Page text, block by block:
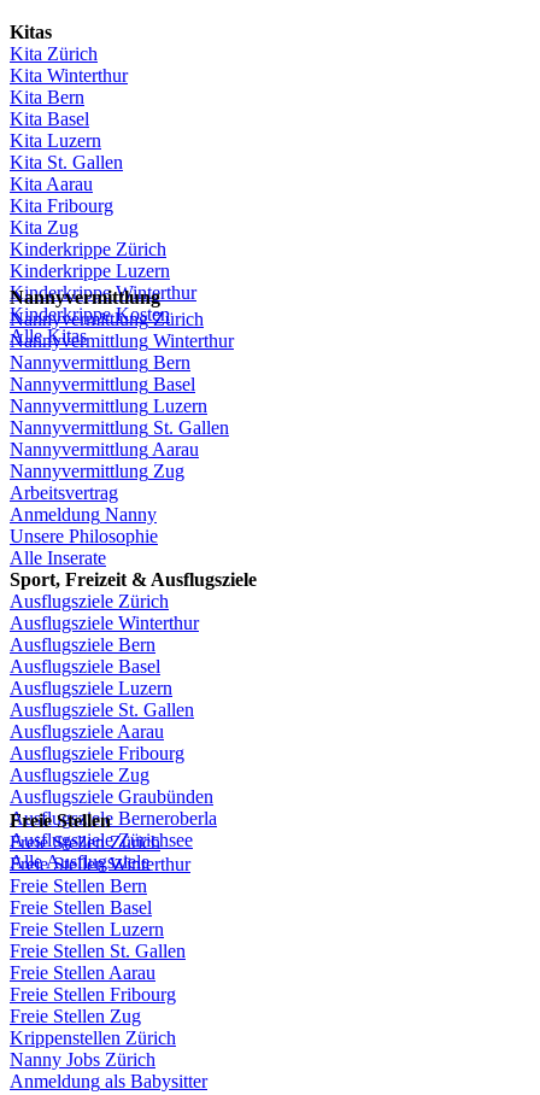
Kitas
Kita Zürich
Kita Winterthur
Kita Bern
Kita Basel
Kita Luzern
Kita St. Gallen
Kita Aarau
Kita Fribourg
Kita Zug
Kinderkrippe Zürich
Kinderkrippe Luzern
KinderkrippeWinterthur
Kinderkrippe Kosten
Alle Kitas
Nannyvermittlung
Nannyvermittlung Zürich
Nannyvermittlung Winterthur
Nannyvermittlung Bern
Nannyvermittlung Basel
Nannyvermittlung Luzern
Nannyvermittlung St. Gallen
Nannyvermittlung Aarau
Nannyvermittlung Zug
Arbeitsvertrag
Anmeldung Nanny
Unsere Philosophie
Alle Inserate
Sport, Freizeit & Ausflugsziele
Ausflugsziele Zürich
Ausflugsziele Winterthur
Ausflugsziele Bern
Ausflugsziele Basel
Ausflugsziele Luzern
Ausflugsziele St. Gallen
Ausflugsziele Aarau
Ausflugsziele Fribourg
Ausflugsziele Zug
Ausflugsziele Graubünden
Ausflugsziele Berneroberla
Ausflugsziele Zürichsee
Alle Ausflugsziele
Freie Stellen
Freie Stellen Zürich
Freie StellenWinterthur
Freie Stellen Bern
Freie Stellen Basel
Freie Stellen Luzern
Freie Stellen St. Gallen
Freie Stellen Aarau
Freie Stellen Fribourg
Freie Stellen Zug
Krippenstellen Zürich
Nanny Jobs Zürich
Anmeldung als Babysitter